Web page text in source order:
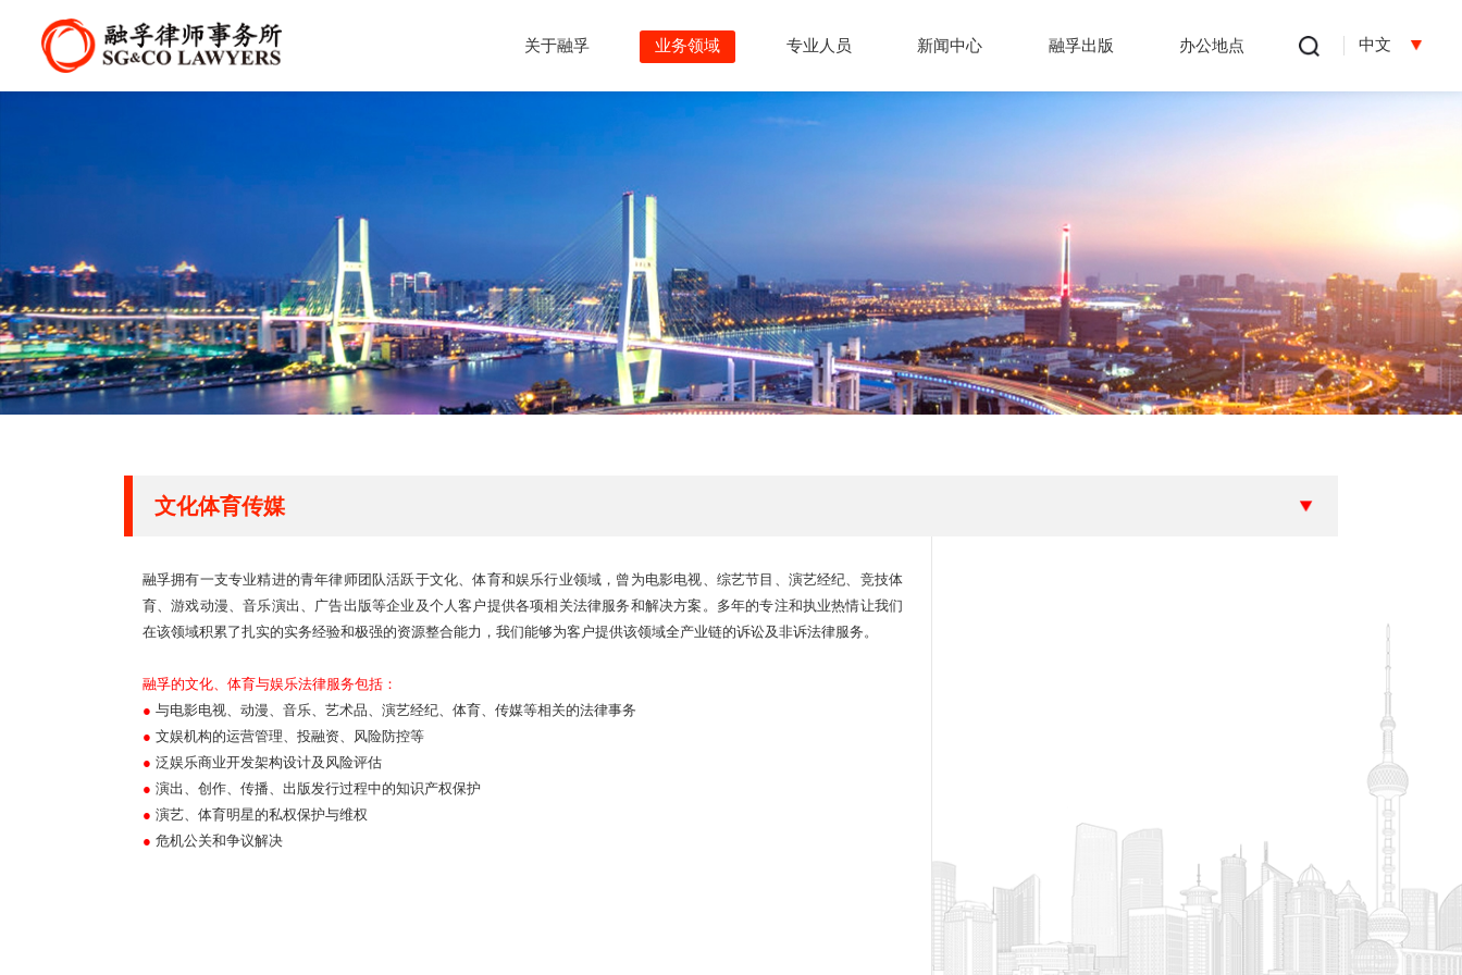
中文
关于融孚 业务领域 专业人员 新闻中心 融孚出版 办公地点
文化体育传媒
融孚拥有一支专业精进的青年律师团队活跃于文化、体育和娱乐行业领域，曾为电影电视、综艺节目、演艺经纪、竞技体
育、游戏动漫、音乐演出、广告出版等企业及个人客户提供各项相关法律服务和解决方案。多年的专注和执业热情让我们
在该领域积累了扎实的实务经验和极强的资源整合能力，我们能够为客户提供该领域全产业链的诉讼及非诉法律服务。
融孚的文化、体育与娱乐法律服务包括：
● 与电影电视、动漫、音乐、艺术品、演艺经纪、体育、传媒等相关的法律事务
● 文娱机构的运营管理、投融资、风险防控等
● 泛娱乐商业开发架构设计及风险评估
● 演出、创作、传播、出版发行过程中的知识产权保护
● 演艺、体育明星的私权保护与维权
● 危机公关和争议解决